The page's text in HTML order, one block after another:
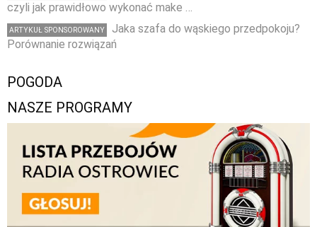
czyli jak prawidłowo wykonać make …
ARTYKUŁ SPONSOROWANY
Jaka szafa do wąskiego przedpokoju?
Porównanie rozwiązań
POGODA
NASZE PROGRAMY